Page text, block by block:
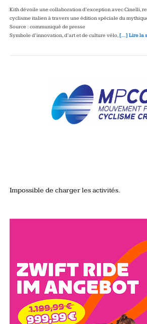
Kith dévoile une collaboration d’exception avec Cinelli,
cyclisme italien à travers une édition spéciale du
Source : communiqué de presse
Symbole d’innovation, d’art et de culture vélo, […] Lire la
Impossible de charger les activités.